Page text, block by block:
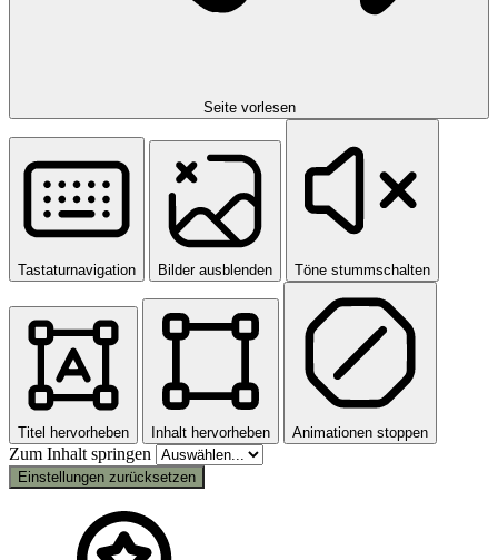
Seite vorlesen
Tastaturnavigation Bilder ausblenden Töne stummschalten
Titel hervorheben Inhalt hervorheben Animationen stoppen
Zum Inhalt springen
Einstellungen zurücksetzen